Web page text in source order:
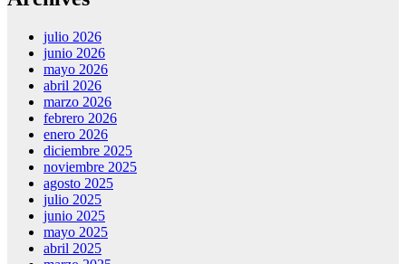
julio 2026
junio 2026
mayo 2026
abril 2026
marzo 2026
febrero 2026
enero 2026
diciembre 2025
noviembre 2025
agosto 2025
julio 2025
junio 2025
mayo 2025
abril 2025